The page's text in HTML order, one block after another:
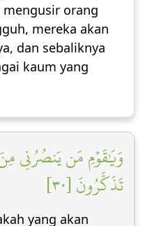
orang
mereka akan
dan sebaliknya
kaum yang
وَيَٰقَوۡمِ مَن يَنصُرُنِي
تَذَكَّرُونَ [٣٠]
yang akan